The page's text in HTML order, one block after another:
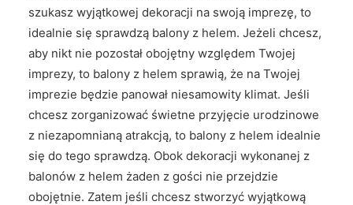
szukasz wyjątkowej dekoracji na swoją imprezę, to
idealnie się sprawdzą balony z helem. Jeżeli chcesz,
aby nikt nie pozostał obojętny względem Twojej
imprezy, to balony z helem sprawią, że na Twojej
imprezie będzie panował niesamowity klimat. Jeśli
chcesz zorganizować świetne przyjęcie urodzinowe
z niezapomnianą atrakcją, to balony z helem idealnie
się do tego sprawdzą. Obok dekoracji wykonanej z
balonów z helem żaden z gości nie przejdzie
obojętnie. Zatem jeśli chcesz stworzyć wyjątkową